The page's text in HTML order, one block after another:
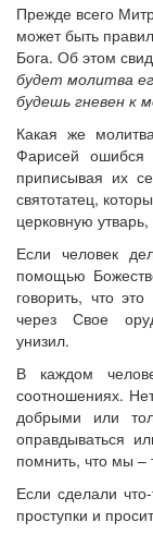
Прежде всего
может быть
Бога. Об этом
будет молитва
будешь гневен к
Какая же
Фарисей ошибся
приписывая их
святотатец,
церковную
Если человек
помощью
говорить, что
через Свое
унизил.
В каждом
соотношениях.
добрыми или
оправдываться
помнить, что мы –
Если сделали
проступки и